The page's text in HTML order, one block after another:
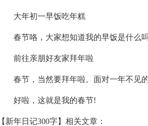
大年初一早饭吃年糕
春节咯，大家想知道我的早饭是什么吗
前往亲朋好友家拜年啦
春节，当然要拜年啦。面对一年不见的
好啦，这就是我的春节!
【新年日记300字】相关文章：